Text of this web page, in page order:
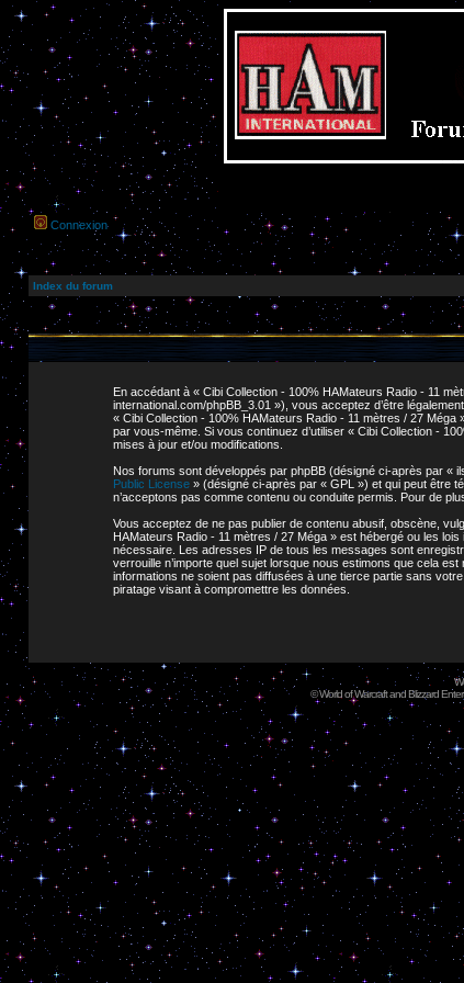
Connexion
Index du forum
En accédant à « Cibi Collection - 100% HAMateurs Radio - 11
international.com/phpBB_3.01 »), vous acceptez d’être
« Cibi Collection - 100% HAMateurs Radio - 11 mètres / 27
par vous-même. Si vous continuez d’utiliser « Cibi Collection -
mises à jour et/ou modifications.
Nos forums sont développés par phpBB (désigné ci-après par «
Public License» (désigné ci-après par « GPL ») et qui peut être
n’acceptons pas comme contenu ou conduite permis. Pour de
Vous acceptez de ne pas publier de contenu abusif, obscène,
HAMateurs Radio - 11 mètres / 27 Méga » est hébergé ou les
nécessaire. Les adresses IP de tous les messages sont
verrouille n’importe quel sujet lorsque nous estimons que cela
informations ne soient pas diffusées à une tierce partie sans
piratage visant à compromettre les données.
©World of Warcraft and Blizzard